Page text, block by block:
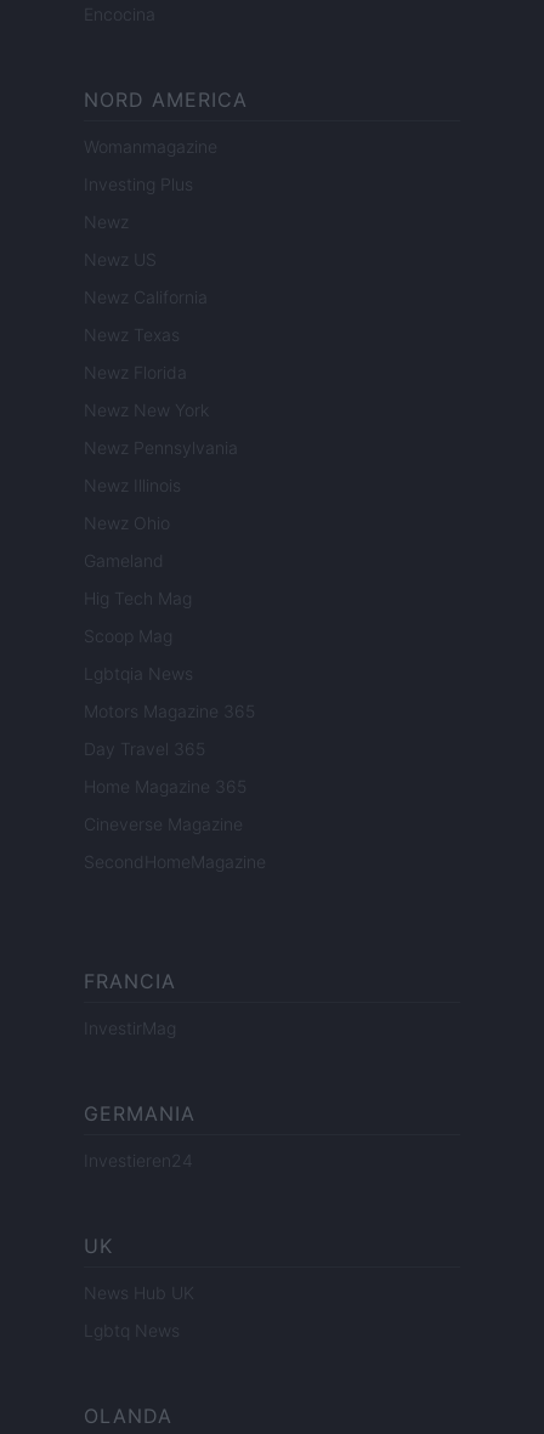
Encocina
NORD AMERICA
Womanmagazine
Investing Plus
Newz
Newz US
Newz California
Newz Texas
Newz Florida
Newz New York
Newz Pennsylvania
Newz Illinois
Newz Ohio
Gameland
Hig Tech Mag
Scoop Mag
Lgbtqia News
Motors Magazine 365
Day Travel 365
Home Magazine 365
Cineverse Magazine
SecondHomeMagazine
FRANCIA
InvestirMag
GERMANIA
Investieren24
UK
News Hub UK
Lgbtq News
OLANDA